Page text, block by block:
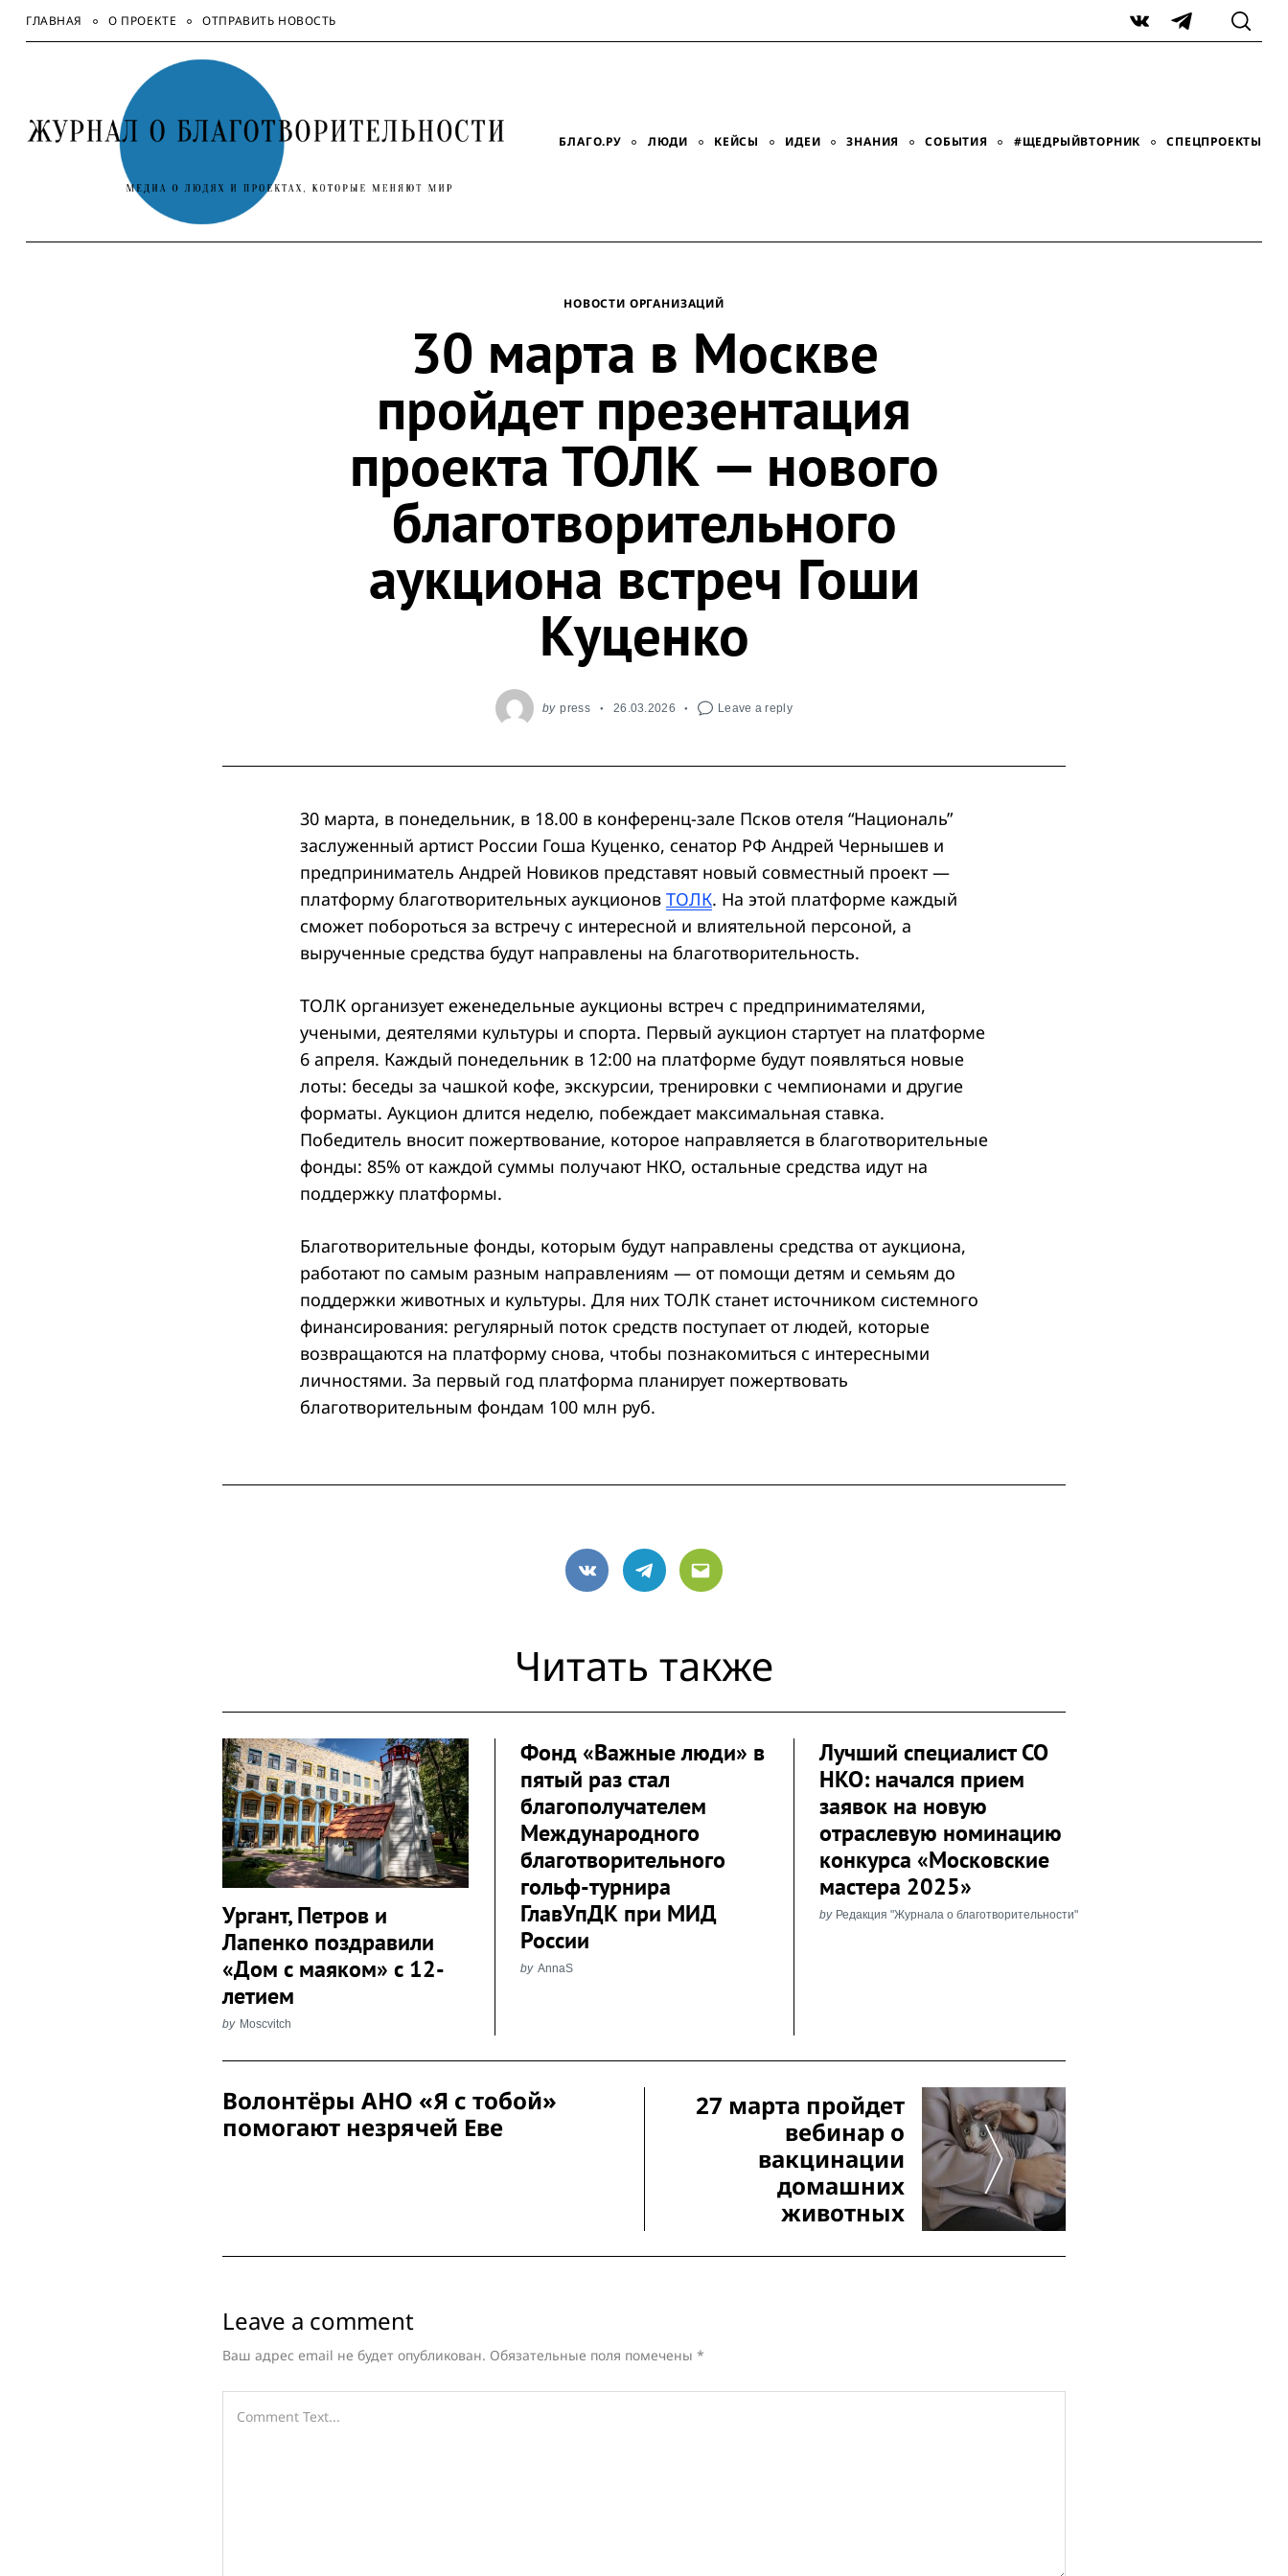
SkipГЛАВНАЯ О ПРОЕКТЕ ОТПРАВИТЬ НОВОСТЬ
VK Telegram
БЛАГО.РУ ЛЮДИ КЕЙСЫ ИДЕИ ЗНАНИЯ СОБЫТИЯ #ЩЕДРЫЙВТОРНИК СПЕЦПРОЕКТЫ
НОВОСТИ ОРГАНИЗАЦИЙ
30 марта в Москве
пройдет презентация
проекта ТОЛК — нового
благотворительного
аукциона встреч Гоши
Куценко
by press 26.03.2026 Leave a reply
30 марта, в понедельник, в 18.00 в конференц-зале Псков отеля “Националь”
заслуженный артист России Гоша Куценко, сенатор РФ Андрей Чернышев и
предприниматель Андрей Новиков представят новый совместный проект —
платформу благотворительных аукционов ТОЛК. На этой платформе каждый
сможет побороться за встречу с интересной и влиятельной персоной, а
вырученные средства будут направлены на благотворительность.
ТОЛК организует еженедельные аукционы встреч с предпринимателями,
учеными, деятелями культуры и спорта. Первый аукцион стартует на платформе
6 апреля. Каждый понедельник в 12:00 на платформе будут появляться новые
лоты: беседы за чашкой кофе, экскурсии, тренировки с чемпионами и другие
форматы. Аукцион длится неделю, побеждает максимальная ставка.
Победитель вносит пожертвование, которое направляется в благотворительные
фонды: 85% от каждой суммы получают НКО, остальные средства идут на
поддержку платформы.
Благотворительные фонды, которым будут направлены средства от аукциона,
работают по самым разным направлениям — от помощи детям и семьям до
поддержки животных и культуры. Для них ТОЛК станет источником системного
финансирования: регулярный поток средств поступает от людей, которые
возвращаются на платформу снова, чтобы познакомиться с интересными
личностями. За первый год платформа планирует пожертвовать
благотворительным фондам 100 млн руб.
VK Telegram
Email
Читать также
Ургант, Петров и
Лапенко поздравили
«Дом с маяком» с 12-
летием
by Moscvitch
Фонд «Важные люди» в
пятый раз стал
благополучателем
Международного
благотворительного
гольф-турнира
ГлавУпДК при МИД
России
by AnnaS
Лучший специалист СО
НКО: начался прием
заявок на новую
отраслевую номинацию
конкурса «Московские
мастера 2025»
by Редакция "Журнала о благотворительности"
Post
Navigation
Волонтёры АНО «Я с тобой»
помогают незрячей Еве
27 марта пройдет
вебинар о
вакцинации
домашних
животных
Leave a comment
Ваш адрес email не будет опубликован. Обязательные поля помечены *